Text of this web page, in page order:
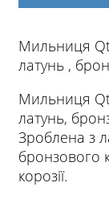
Мильниця
латунь ,
Мильниця
латунь,
Зроблена з
бронзового
корозії.